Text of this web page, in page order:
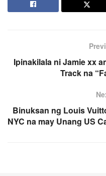
Ipinakilala ni Jamie xx
Track na
Binuksan ng Louis
NYC na may Unang US